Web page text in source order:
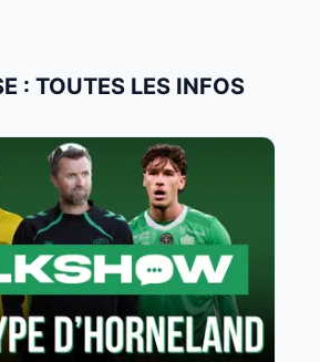
: TOUTES LES INFOS